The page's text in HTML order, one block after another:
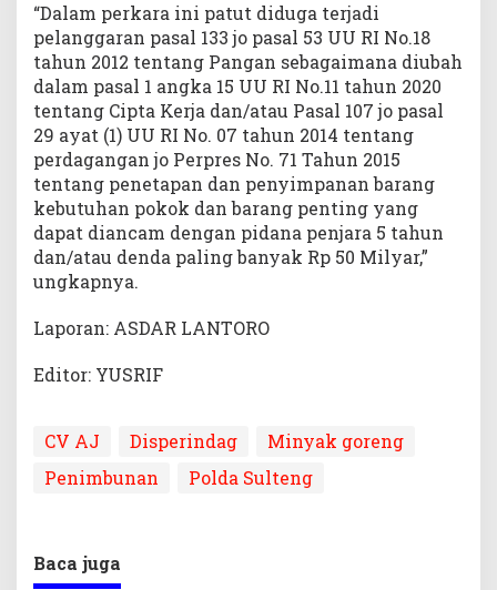
“Dalam perkara ini patut diduga terjadi
pelanggaran pasal 133 jo pasal 53 UU RI No.18
tahun 2012 tentang Pangan sebagaimana diubah
dalam pasal 1 angka 15 UU RI No.11 tahun 2020
tentang Cipta Kerja dan/atau Pasal 107 jo pasal
29 ayat (1) UU RI No. 07 tahun 2014 tentang
perdagangan jo Perpres No. 71 Tahun 2015
tentang penetapan dan penyimpanan barang
kebutuhan pokok dan barang penting yang
dapat diancam dengan pidana penjara 5 tahun
dan/atau denda paling banyak Rp 50 Milyar,”
ungkapnya.
Laporan: ASDAR LANTORO
Editor: YUSRIF
CV AJ Disperindag
Minyak goreng
Penimbunan
Polda Sulteng
Baca juga